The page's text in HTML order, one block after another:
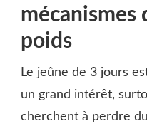
mécanismes
poids
Le jeûne de 3 jours
un grand intérêt,
cherchent à perdre